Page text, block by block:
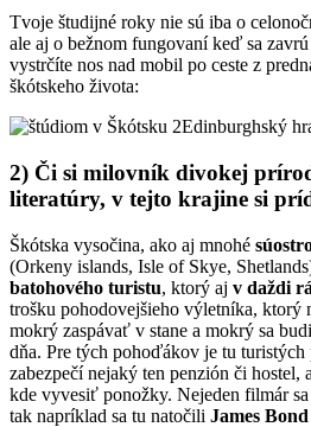
Tvoje študijné roky nie sú iba o
ale aj o bežnom fungovaní keď sa
vystrčíte nos nad mobil po ceste z
škótskeho života:
Edinburghský
2) Či si milovník divokej
literatúry, v tejto krajine si
Škótska vysočina, ako aj mnohé
(Orkeny islands, Isle of Skye,
batohového turistu, ktorý aj v daždi
trošku pohodovejšieho výletníka, ktorý
mokrý zaspávať v stane a mokrý sa
dňa. Pre tých pohoďákov je tu
zabezpečí nejaký ten penzión či hostel,
kde vyvesiť ponožky. Nejeden filmár
tak napríklad sa tu natočili James